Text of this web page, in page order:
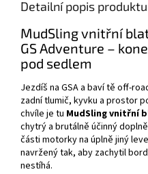
Detailní popis produktu
MudSling vnitřní
GS Adventure –
pod sedlem
Jezdíš na GSA a baví tě off-
zadní tlumič, kyvku a prostor
chvíle je tu MudSling vnitřní
chytrý a brutálně účinný
části motorky na úplně jiný
navržený tak, aby zachytil
nestíhá.